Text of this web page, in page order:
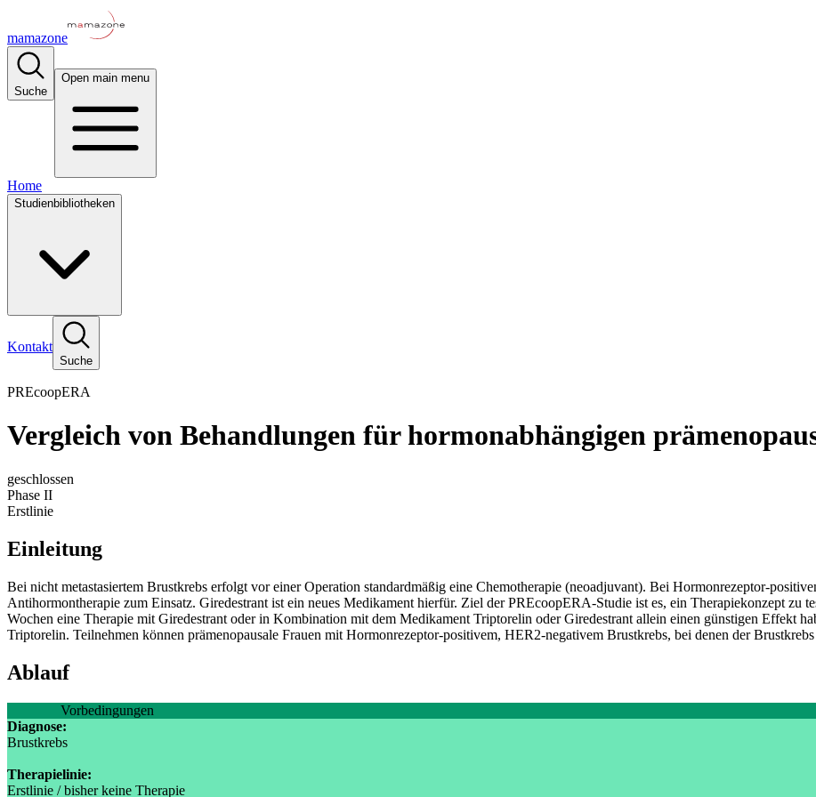
mamazone
Suche
Open main menu
Home
Studienbibliotheken
Kontakt
Suche
PREcoopERA
Vergleich von Behandlungen für hormonabhängigen
geschlossen
Phase II
Erstlinie
Einleitung
Bei nicht metastasiertem Brustkrebs erfolgt vor einer Operation standardmäßig eine Chemotherapie (neoadjuvant). Bei Hormonrezeptor-
Antihormontherapie zum Einsatz. Giredestrant ist ein neues Medikament hierfür. Ziel der PREcoopERA-Studie ist es, ein Therapiekonzept zu
Wochen eine Therapie mit Giredestrant oder in Kombination mit dem Medikament Triptorelin oder Giredestrant allein einen günstigen Effekt
Triptorelin. Teilnehmen können prämenopausale Frauen mit Hormonrezeptor-positivem, HER2-negativem Brustkrebs, bei denen der
Ablauf
Vorbedingungen
Diagnose:
Brustkrebs
Therapielinie:
Erstlinie / bisher keine Therapie